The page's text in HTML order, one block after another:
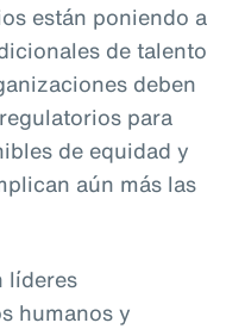
están poniendo a
de talento
deben
para
de equidad y
aún más las
líderes
humanos y